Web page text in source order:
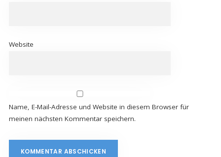
Website
Name, E-Mail-Adresse und Website in diesem Browser für
meinen nächsten Kommentar speichern.